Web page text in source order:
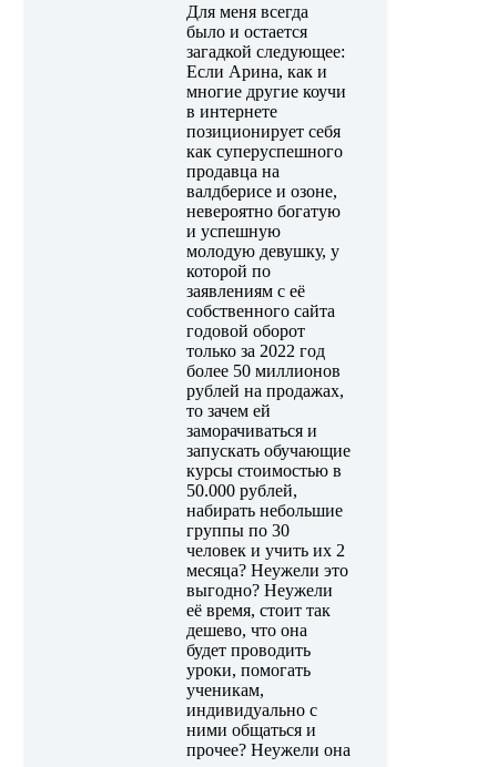
Для меня всегда
было и остается
загадкой следующее:
Если Арина, как и
многие другие коучи
в интернете
позиционирует себя
как суперуспешного
продавца на
валдберисе и озоне,
невероятно богатую
и успешную
молодую девушку, у
которой по
заявлениям с её
собственного сайта
годовой оборот
только за 2022 год
более 50 миллионов
рублей на продажах,
то зачем ей
заморачиваться и
запускать обучающие
курсы стоимостью в
50.000 рублей,
набирать небольшие
группы по 30
человек и учить их 2
месяца? Неужели это
выгодно? Неужели
её время, стоит так
дешево, что она
будет проводить
уроки, помогать
ученикам,
индивидуально с
ними общаться и
прочее? Неужели она